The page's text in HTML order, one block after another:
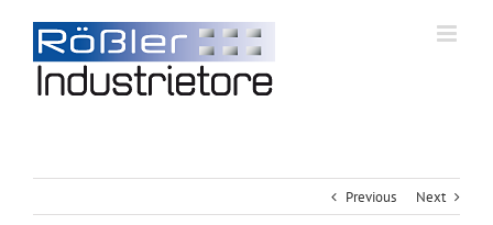
Previous Next